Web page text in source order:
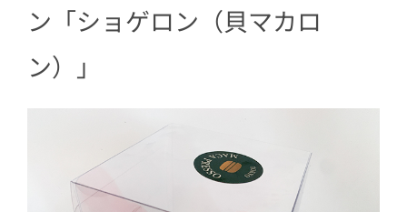
ン「ショゲロン（貝マカロ
ン）」